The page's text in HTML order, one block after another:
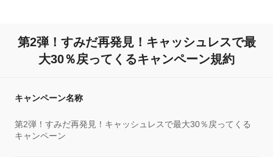
第2弾！すみだ再発見！キャッシュレスで最
大30％戻ってくるキャンペーン規約
キャンペーン名称
第2弾！すみだ再発見！キャッシュレスで最大30％戻ってくる
キャンペーン